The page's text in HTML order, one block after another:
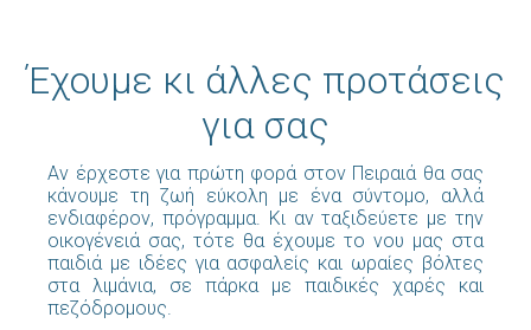
Έχουμε κι άλλες προτάσεις
για σας
Αν έρχεστε για πρώτη φορά στον Πειραιά θα σας
κάνουμε τη ζωή εύκολη με ένα σύντομο, αλλά
ενδιαφέρον, πρόγραμμα. Κι αν ταξιδεύετε με την
οικογένειά σας, τότε θα έχουμε το νου μας στα
παιδιά με ιδέες για ασφαλείς και ωραίες βόλτες
στα λιμάνια, σε πάρκα με παιδικές χαρές και
πεζόδρομους.